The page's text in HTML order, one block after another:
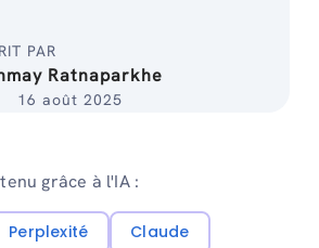
PAR
Ratnaparkhe
16 août 2025
grâce à l'IA :
Perplexité
Claude